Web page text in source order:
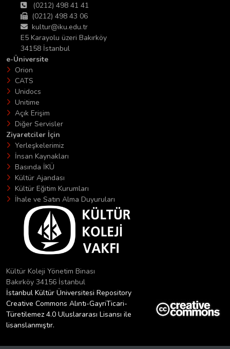
(0212) 498 41 41
(0212) 498 43 06
kultur@iku.edu.tr
E5 Karayolu üzeri Bakırköy
34158 İstanbul
e-Üniversite
Orion
CATS
Unidocs
Unitime
Açık Erişim
Diğer Servisler
Ziyaretciler İçin
Yerleşkelerimiz
İnsan Kaynakları
Basında İKÜ
Kültür Ajandası
Kültür Eğitim Kurumları
İhale ve Satın Alma Duyuruları
Kültür Koleji Yönetim Binası
Bakırköy 34156 İstanbul
İstanbul Kültür Üniversitesi Repository
Creative Commons Alıntı-GayriTicari-
Türetilemez 4.0 Uluslararası Lisansı ile
lisanslanmıştır.